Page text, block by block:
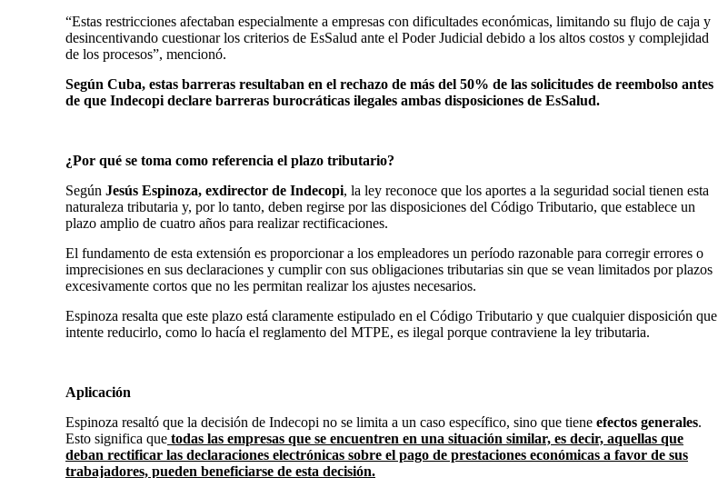
“Estas restricciones afectaban especialmente a empresas con dificultades económicas, limitando su flujo de caja y
desincentivando cuestionar los criterios de EsSalud ante el Poder Judicial debido a los altos costos y complejidad
de los procesos”, mencionó.
Según Cuba, estas barreras resultaban en el rechazo de más del 50% de las solicitudes de reembolso antes
de que Indecopi declare barreras burocráticas ilegales ambas disposiciones de EsSalud.
¿Por qué se toma como referencia el plazo tributario?
Según Jesús Espinoza, exdirector de Indecopi, la ley reconoce que los aportes a la seguridad social tienen esta
naturaleza tributaria y, por lo tanto, deben regirse por las disposiciones del Código Tributario, que establece un
plazo amplio de cuatro años para realizar rectificaciones.
El fundamento de esta extensión es proporcionar a los empleadores un período razonable para corregir errores o
imprecisiones en sus declaraciones y cumplir con sus obligaciones tributarias sin que se vean limitados por plazos
excesivamente cortos que no les permitan realizar los ajustes necesarios.
Espinoza resalta que este plazo está claramente estipulado en el Código Tributario y que cualquier disposición que
intente reducirlo, como lo hacía el reglamento del MTPE, es ilegal porque contraviene la ley tributaria.
Aplicación
Espinoza resaltó que la decisión de Indecopi no se limita a un caso específico, sino que tiene efectos generales.
Esto significa que todas las empresas que se encuentren en una situación similar, es decir, aquellas que
deban rectificar las declaraciones electrónicas sobre el pago de prestaciones económicas a favor de sus
trabajadores, pueden beneficiarse de esta decisión.